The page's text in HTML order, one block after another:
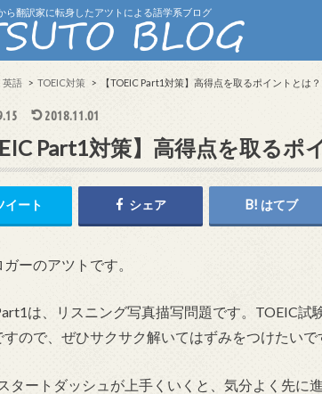
ら翻訳家に転身したアツトによる語学系ブログ
英語 TOEIC対策 【TOEIC Part1対策】高得点を取るポイントとは？
2018.11.01
Part1対策】高得点を取るポ
イート シェア はてブ
ーのアツトです。
は、リスニング写真描写問題です。TOEIC
ので、ぜひサクサク解いてはずみをつけたいで
タートダッシュが上手くいくと、気分よく先に